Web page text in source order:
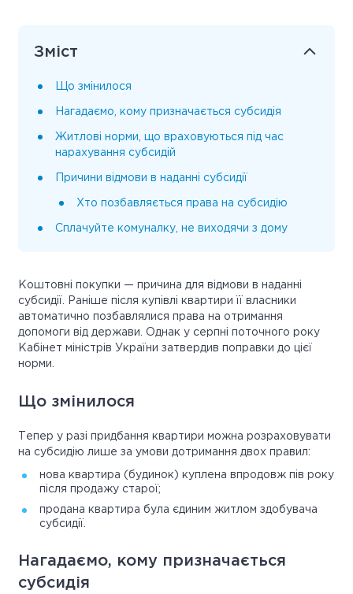
Зміст
Що змінилося
Нагадаємо, кому призначається субсидія
Житлові норми, що враховуються під час
нарахування субсидій
Причини відмови в наданні субсидії
Хто позбавляється права на субсидію
Сплачуйте комуналку, не виходячи з дому
Коштовні покупки — причина для відмови в наданні
субсидії. Раніше після купівлі квартири її власники
автоматично позбавлялися права на отримання
допомоги від держави. Однак у серпні поточного року
Кабінет міністрів України затвердив поправки до цієї
норми.
Що змінилося
Тепер у разі придбання квартири можна розраховувати
на субсидію лише за умови дотримання двох правил:
нова квартира (будинок) куплена впродовж пів року
після продажу старої;
продана квартира була єдиним житлом здобувача
субсидії.
Нагадаємо, кому призначається
субсидія